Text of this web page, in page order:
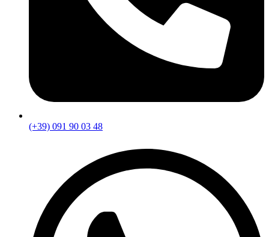
(+39) 091 90 03 48